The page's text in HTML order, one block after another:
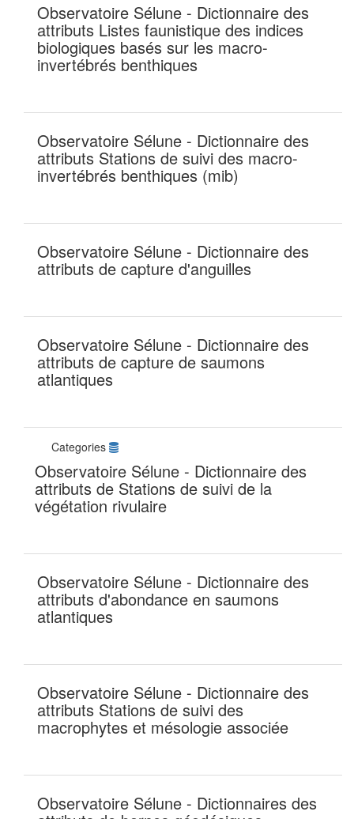
Observatoire Sélune - Dictionnaire des
attributs Listes faunistique des indices
biologiques basés sur les macro-
invertébrés benthiques
Observatoire Sélune - Dictionnaire des
attributs Stations de suivi des macro-
invertébrés benthiques (mib)
Observatoire Sélune - Dictionnaire des
attributs de capture d'anguilles
Observatoire Sélune - Dictionnaire des
attributs de capture de saumons
atlantiques
Categories
Observatoire Sélune - Dictionnaire des
attributs de Stations de suivi de la
végétation rivulaire
Observatoire Sélune - Dictionnaire des
attributs d'abondance en saumons
atlantiques
Observatoire Sélune - Dictionnaire des
attributs Stations de suivi des
macrophytes et mésologie associée
Observatoire Sélune - Dictionnaires des